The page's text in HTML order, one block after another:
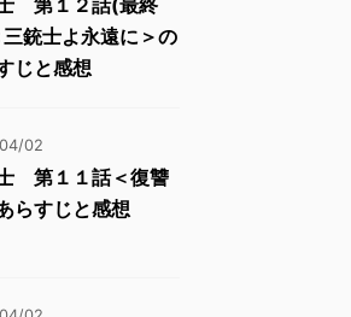
第１２話(最終
銃士よ永遠に＞の
じと感想
02
第１１話＜復讐
らすじと感想